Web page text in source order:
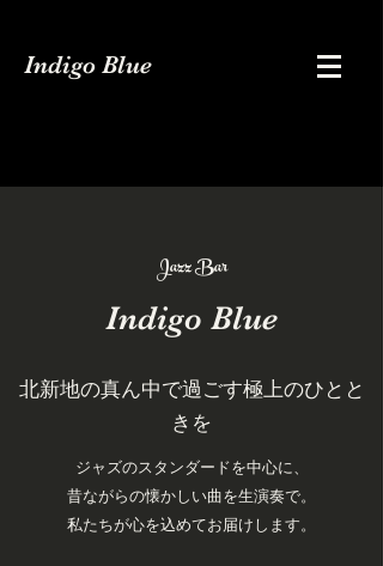
Indigo Blue
Jazz Bar
Indigo Blue
北新地の真ん中で過ごす極上のひとと
きを
ジャズのスタンダードを中心に、
昔ながらの懐かしい曲を生演奏で。
私たちが心を込めてお届けします。